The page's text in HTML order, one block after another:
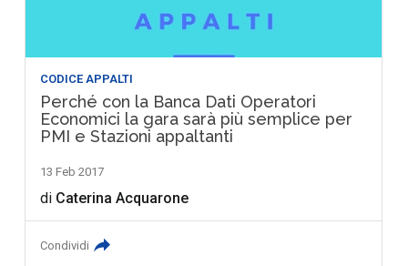
CODICE APPALTI
Perché con la Banca Dati Operatori
Economici la gara sarà più semplice per
PMI e Stazioni appaltanti
13 Feb 2017
di Caterina Acquarone
Condividi